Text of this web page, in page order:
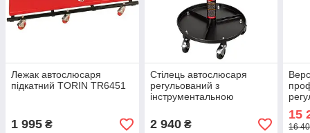
Лежак автослюсаря
підкатний TORIN TR6451
1 995 ₴
Стілець автослюсаря
регульований з
інструментальною
2 940₴
15
16